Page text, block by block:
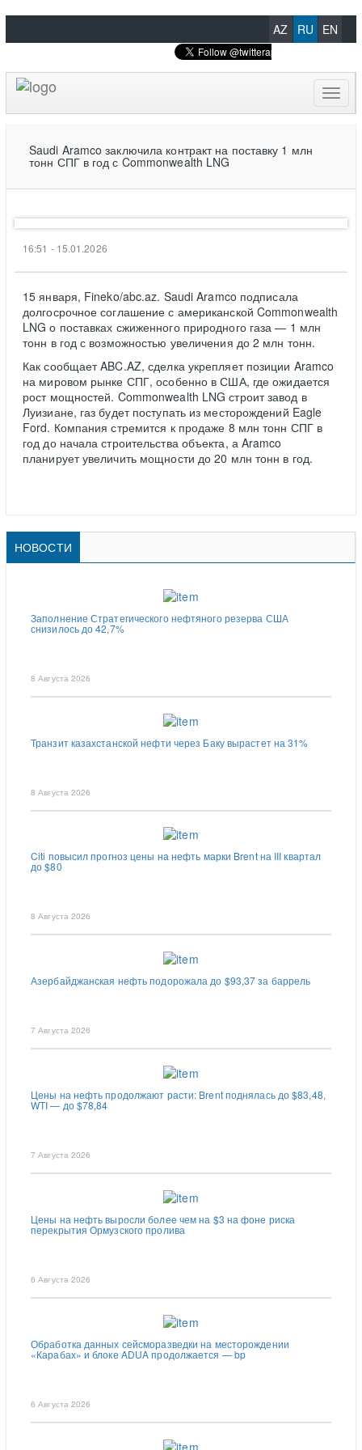
AZ RU EN
Saudi Aramco заключила контракт на поставку 1 млн
тонн СПГ в год с Commonwealth LNG
16:51 - 15.01.2026
15 января, Fineko/abc.az. Saudi Aramco подписала
долгосрочное соглашение с американской Commonwealth
LNG о поставках сжиженного природного газа — 1 млн
тонн в год с возможностью увеличения до 2 млн тонн.
Как сообщает ABC.AZ, сделка укрепляет позиции Aramco
на мировом рынке СПГ, особенно в США, где ожидается
рост мощностей. Commonwealth LNG строит завод в
Луизиане, газ будет поступать из месторождений Eagle
Ford. Компания стремится к продаже 8 млн тонн СПГ в
год до начала строительства объекта, а Aramco
планирует увеличить мощности до 20 млн тонн в год.
НОВОСТИ
Заполнение Стратегического нефтяного резерва США
снизилось до 42,7%
8 Августа 2026
Транзит казахстанской нефти через Баку вырастет на 31%
8 Августа 2026
Citi повысил прогноз цены на нефть марки Brent на III квартал
до $80
8 Августа 2026
Азербайджанская нефть подорожала до $93,37 за баррель
7 Августа 2026
Цены на нефть продолжают расти: Brent поднялась до $83,48,
WTI — до $78,84
7 Августа 2026
Цены на нефть выросли более чем на $3 на фоне риска
перекрытия Ормузского пролива
6 Августа 2026
Обработка данных сейсморазведки на месторождении
«Карабах» и блоке ADUA продолжается — bp
6 Августа 2026